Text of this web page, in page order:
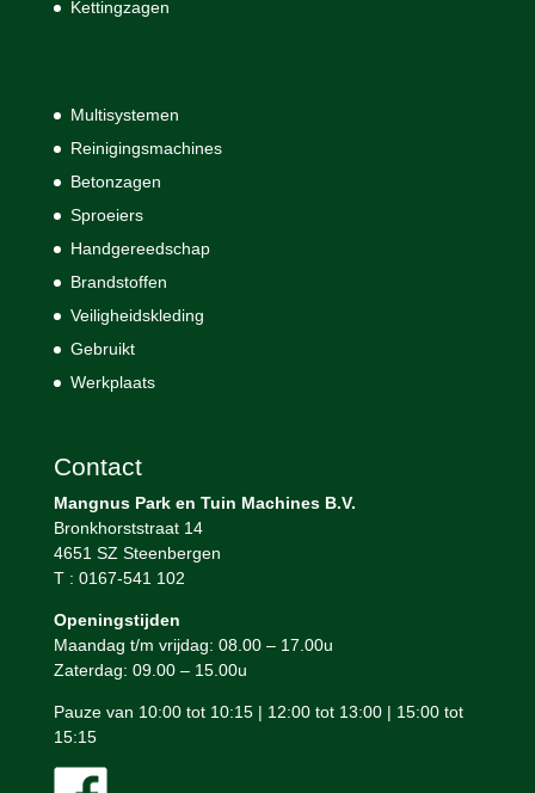
Kettingzagen
Multisystemen
Reinigingsmachines
Betonzagen
Sproeiers
Handgereedschap
Brandstoffen
Veiligheidskleding
Gebruikt
Werkplaats
Contact
Mangnus Park en Tuin Machines B.V.
Bronkhorststraat 14
4651 SZ Steenbergen
T : 0167-541 102
Openingstijden
Maandag t/m vrijdag: 08.00 – 17.00u
Zaterdag: 09.00 – 15.00u
Pauze van 10:00 tot 10:15 | 12:00 tot 13:00 | 15:00 tot
15:15